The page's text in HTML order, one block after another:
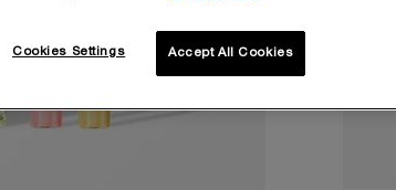
Cookies Settings Accept All Cookies